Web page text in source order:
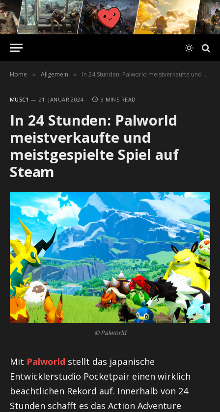
Home » Allgemein » In 24 Stunden: Palworld meistverkaufte und meistgespielte Spiel auf Steam
MUSC1 21. JANUAR 2024 3 MINS READ
In 24 Stunden: Palworld
meistverkaufte und
meistgespielte Spiel auf
Steam
© Palworld
Mit Palworld stellt das japanische
Entwicklerstudio Pocketpair einen wirklich
beachtlichen Rekord auf. Innerhalb von 24
Stunden schafft es das Action Adventure